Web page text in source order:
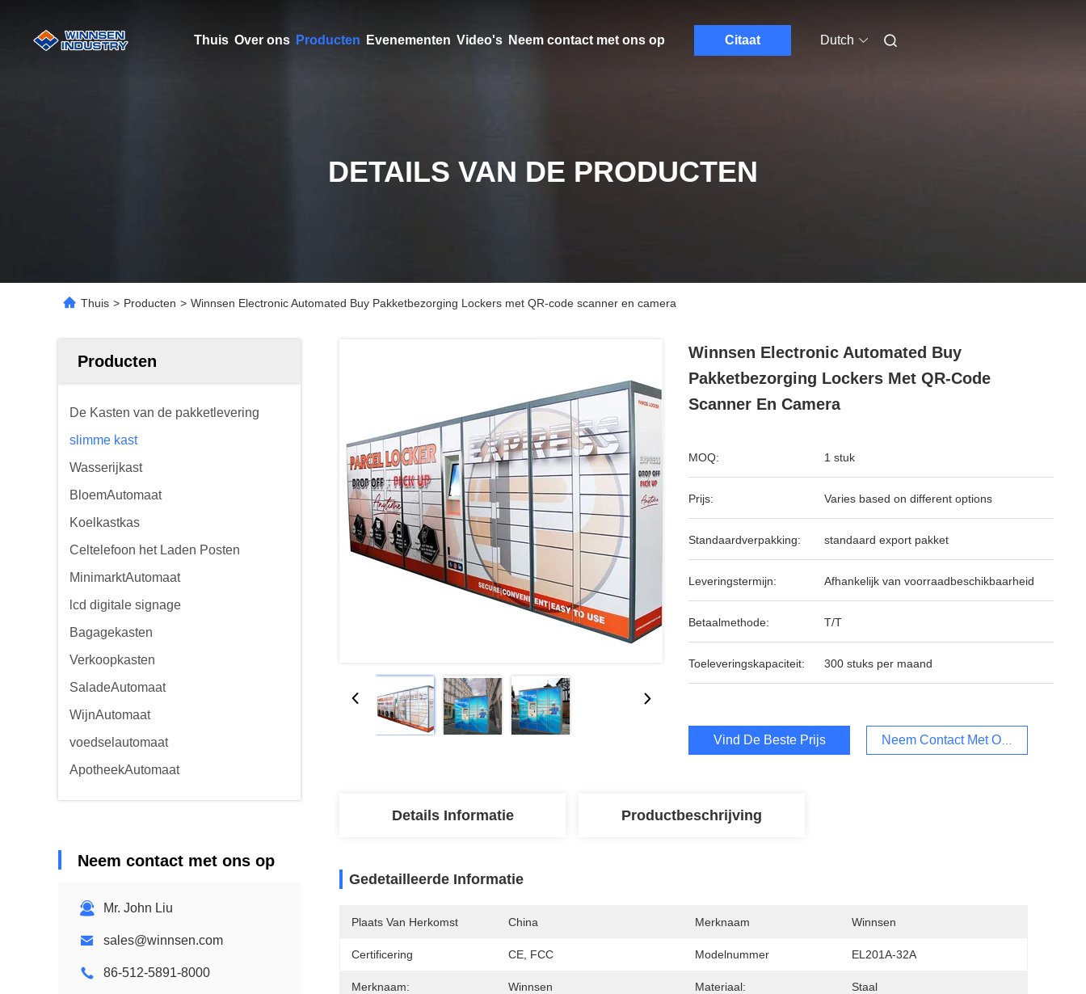
Thuis Over ons Producten Evenementen Video's Neem contact met ons op Citaat Dutch
DETAILS VAN DE PRODUCTEN
Thuis > Producten > Winnsen Electronic Automated Buy Pakketbezorging Lockers met QR-code scanner en camera
Producten
De Kasten van de pakketlevering
slimme kast
Wasserijkast
BloemAutomaat
Koelkastkas
Celtelefoon het Laden Posten
MinimarktAutomaat
lcd digitale signage
Bagagekasten
Verkoopkasten
SaladeAutomaat
WijnAutomaat
voedselautomaat
ApotheekAutomaat
Neem contact met ons op
Mr. John Liu
sales@winnsen.com
86-512-5891-8000
Winnsen Electronic Automated Buy
Pakketbezorging Lockers Met QR-Code
Scanner En Camera
MOQ: 1 stuk
Prijs: Varies based on different options
Standaardverpakking: standaard export pakket
Leveringstermijn: Afhankelijk van voorraadbeschikbaarheid
Betaalmethode: T/T
Toeleveringskapaciteit: 300 stuks per maand
Vind De Beste Prijs Neem Contact Met Ons Op
Details Informatie Productbeschrijving
Gedetailleerde Informatie
Plaats Van Herkomst China Merknaam Winnsen
Certificering CE, FCC Modelnummer EL201A-32A
Merknaam: Winnsen Materiaal: Staal